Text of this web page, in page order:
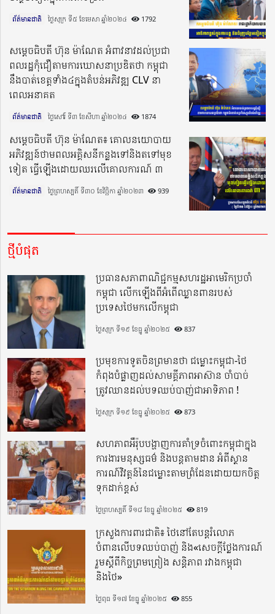
ព័ត៌មានជាតិ ថ្ងៃសុក្រ ទី៥ ខែមេសា ឆ្នាំ២០២៤​ 1792
សម្តេចធិបតី ហ៊ុន ម៉ាណែត អំពាវនាវដល់ប្រជា
ពលរដ្ឋកុំជឿតាមការឃោសនាប្រឌិតថា កម្ពុជា
នឹងបាត់ខេត្តទាំង៤ក្នុងតំបន់អភិវឌ្ឍ CLV នា
ពេលអនាគត
ព័ត៌មានជាតិ ថ្ងៃសៅរ៍ ទី៣ ខែសីហា ឆ្នាំ២០២៤​ 1874
សម្តេចធិបតី ហ៊ុន ម៉ាណែត៖ គោលនយោបាយ
អភិវឌ្ឍន៍ថាមពលអគ្គិសនីកន្លងទៅនិងតទៅមុខ
ទៀត ធ្វើឡើងដោយឈរលើគោលការណ៍ ៣
ព័ត៌មានជាតិ ថ្ងៃព្រហស្បតិ៍ ទី៣០ ខែវិច្ឆិកា ឆ្នាំ២០២៣​ 939
ថ្មីបំផុត
ប្រធានសភាពាណិជ្ជកម្មសហរដ្ឋអាមេរិកប្រចាំ
កម្ពុជា លើកឡើងពីអំពើឈ្លានពានរបស់
ប្រទេសថៃមកលើកម្ពុជា
ថ្ងៃសុក្រ ទី១៩ ខែធ្នូ ឆ្នាំ២០២៥ 837
ប្រមុខការទូតចិនព្រមានថា ជម្លោះកម្ពុជា-ថៃ
កំពុងបំផ្លាញដល់សាមគ្គីភាពអាស៊ាន ចាំបាច់
ត្រូវឈានដល់បទឈប់បាញ់ជាអាទិភាព !
ថ្ងៃសុក្រ ទី១៩ ខែធ្នូ ឆ្នាំ២០២៥ 873
សហភាពអឺរ៉ុបបង្ហាញការគាំទ្រចំពោះកម្ពុជាក្នុង
ការងារមនុស្សធម៌ និងបន្តតាមដាន អំពីស្ថាន
ការណ៍វិវត្តន៍នៃជម្លោះតាមព្រំដែនដោយយកចិត្ត
ទុកដាក់ខ្ពស់
ថ្ងៃព្រហស្បតិ៍ ទី១៨ ខែធ្នូ ឆ្នាំ២០២៥ 819
ក្រសួងការពារជាតិ៖ ថៃនៅតែបន្តរំលោភ
បំពានលើបទឈប់បាញ់ និង«សេចក្តីថ្លែងការណ៍
រួមស្តីពីកិច្ចព្រមព្រៀង សន្តិភាព រវាងកម្ពុជា
និងថៃ»
ថ្ងៃពុធ ទី១៧ ខែធ្នូ ឆ្នាំ២០២៥ 855